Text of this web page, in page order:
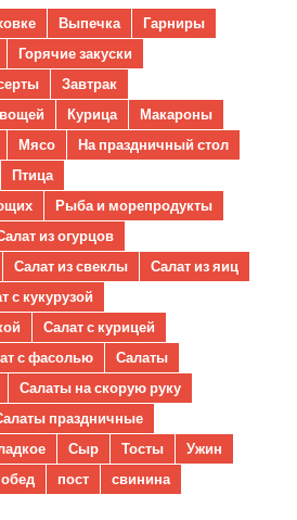
Выпечка
Гарниры
Горячие закуски
Завтрак
Курица
Макароны
Мясо
На праздничный стол
Птица
Рыба и морепродукты
из огурцов
Салат из свеклы
Салат из яиц
с кукурузой
Салат с курицей
с фасолью
Салаты
Салаты на скорую руку
праздничные
Сыр Тосты
Ужин
обед пост свинина